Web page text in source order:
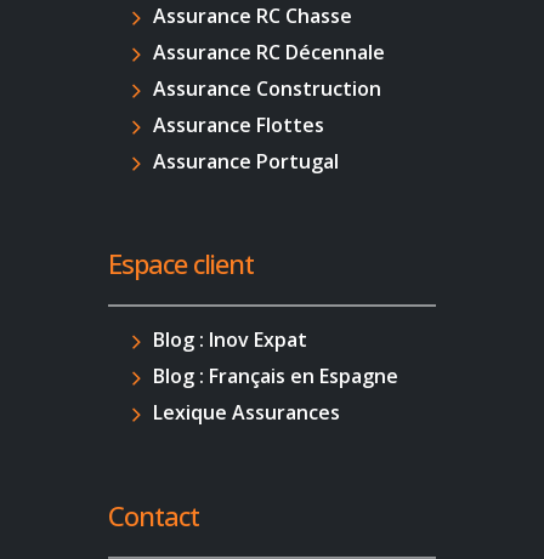
Assurance RC Chasse
Assurance RC Décennale
Assurance Construction
Assurance Flottes
Assurance Portugal
Espace client
Blog : Inov Expat
Blog : Français en Espagne
Lexique Assurances
Contact